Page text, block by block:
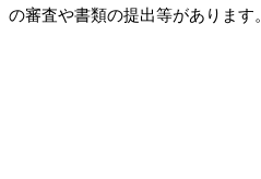
の審査や書類の提出等があります。